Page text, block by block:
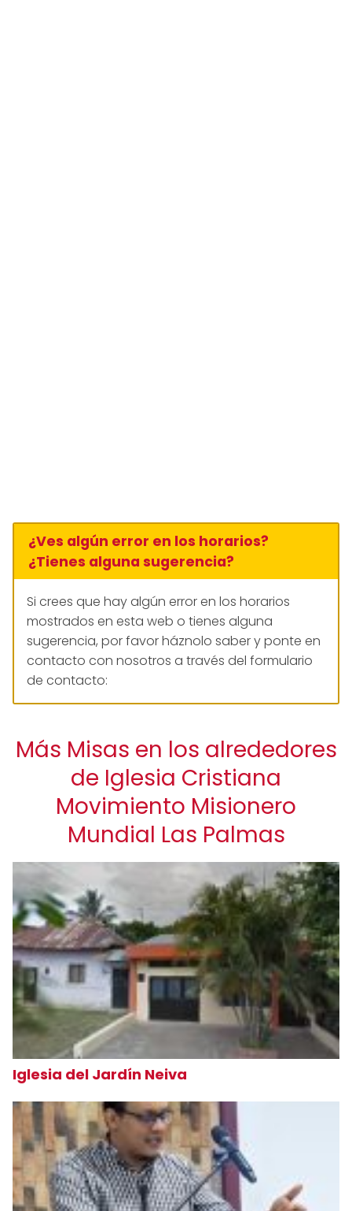
¿Ves algún error en los horarios?
¿Tienes alguna sugerencia?
Si crees que hay algún error en los horarios
mostrados en esta web o tienes alguna
sugerencia, por favor háznolo saber y ponte en
contacto con nosotros a través del formulario
de contacto:
Más Misas en los alrededores
de Iglesia Cristiana
Movimiento Misionero
Mundial Las Palmas
Iglesia del Jardín Neiva